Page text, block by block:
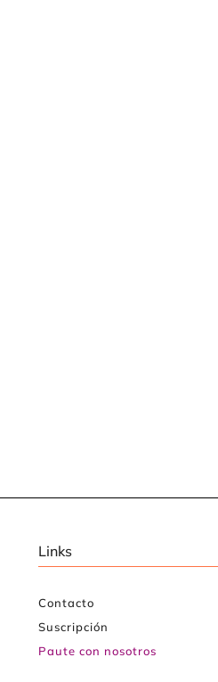
Links
Contacto
Suscripción
Paute con nosotros